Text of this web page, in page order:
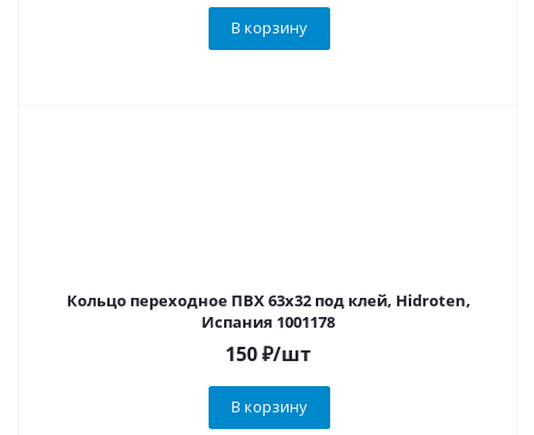
В корзину
Кольцо переходное ПВХ 63х32 под клей, Hidroten,
Испания 1001178
150₽/шт
В корзину